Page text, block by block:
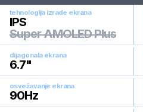
tehnologija izrade ekrana
IPS
Super AMOLED Plus
dijagonala ekrana
6.7"
osvežavanje ekrana
90Hz